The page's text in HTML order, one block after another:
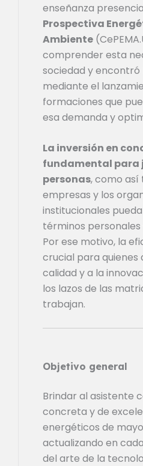
enseñanza
Prospectiva
Ambiente
comprender esta
sociedad y encontró
mediante el
formaciones que
esa demanda y
La inversión en
fundamental para
personas, como así
empresas y los
institucionales
términos
Por ese motivo, la
crucial para quienes
calidad y a la
los lazos de las
trabajan.
Objetivo general
Brindar al asistente
concreta y de
energéticos de
actualizando en
del arte de la